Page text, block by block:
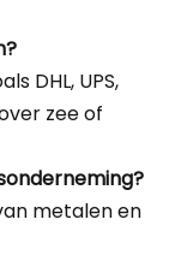
DHL, UPS,
zee of
metalen en